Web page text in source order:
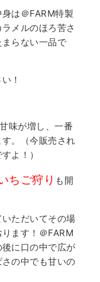
は＠FARM特製
メルのほろ苦さ
らない一品で
！
味が増し、一番
。（今販売され
よ！）
ちご狩り も開
ただいてその場
ます！＠FARM
に口の中で広が
の中でも甘いの